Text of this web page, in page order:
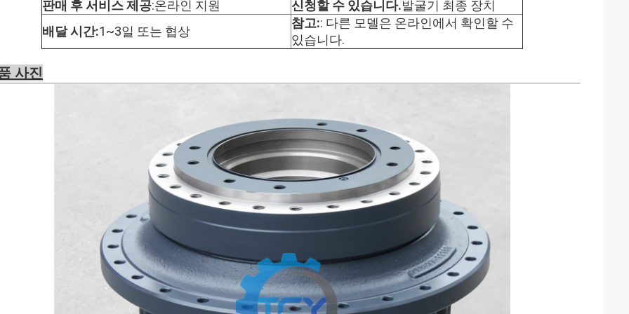
판매 후 서비스 제공:온라인 지원 신청할 수 있습니다.발굴기 최종 장치
배달 시간:1~3일 또는 협상
참고:: 다른 모델은 온라인에서 확인할 수
있습니다.
사진